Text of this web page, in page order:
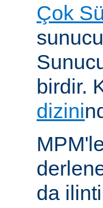
Çok
birdir.
dizini
da